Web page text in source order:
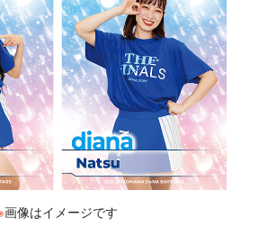
画像はイメージです